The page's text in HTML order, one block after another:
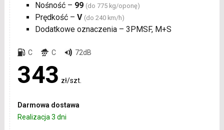
Nośność – 99 (do 775 kg/oponę)
Prędkość – V (do 240 km/h)
Dodatkowe oznaczenia – 3PMSF, M+S
C C 72dB
343 zł/szt.
Darmowa dostawa
Realizacja 3 dni